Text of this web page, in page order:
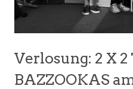
Verlosung: 2 X
BAZZOOKAS